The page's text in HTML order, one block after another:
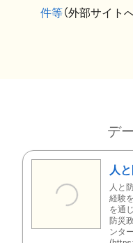
件等（外部サイト
デ
人
人と
経験
を通
防災
ンタ